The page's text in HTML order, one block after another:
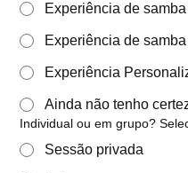
Experiência de
Experiência de
Experiência
Ainda não tenho
Individual ou em grupo?
Sessão privada